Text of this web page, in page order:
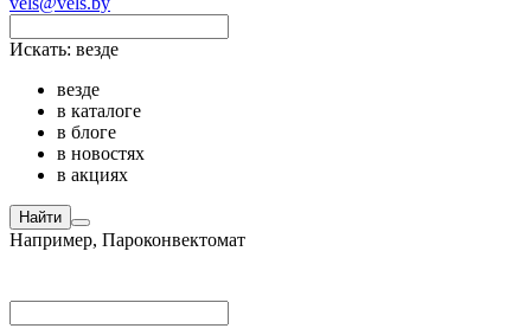
Искать: везде
везде
в каталоге
в блоге
в новостях
в акциях
Найти
Например, Пароконвектомат